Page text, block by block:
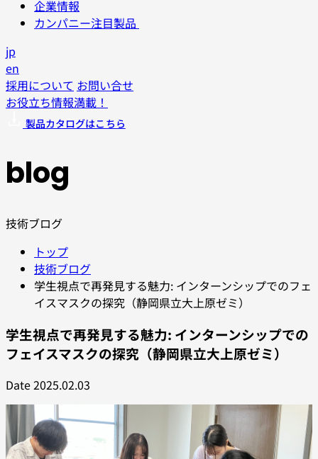
企業情報
カンパニー注目製品
jp
en
採用について お問い合せ
お役立ち情報満載！
製品カタログはこちら
blog
技術ブログ
トップ
技術ブログ
学生視点で再発見する魅力: インターンシップでのフェ
イスマスクの探究（静岡県立大上原ゼミ）
学生視点で再発見する魅力: インターンシップでの
フェイスマスクの探究（静岡県立大上原ゼミ）
Date2025.02.03